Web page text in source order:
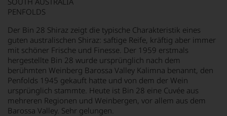
PENFOLDS
Der Bin 28 Shiraz zeigt die typische Charakteristik eines
guten australischen Shiraz: saftige Reife, kräftig aber immer
mit schöner Frische und Finesse. Der 1959 erstmals
hergestellte Bin 28 wurde ursprünglich nach dem
berühmten Weinberg Barossa Valley Kalimna benannt, den
Penfolds 1945 gekauft hatte und von dem der Wein
ursprünglich stammte. Heute ist Bin 28 eine Cuvée aus
mehreren Regionen und Weinbergen, vor allem aus dem
Barossa Valley. Sehr gelungen.